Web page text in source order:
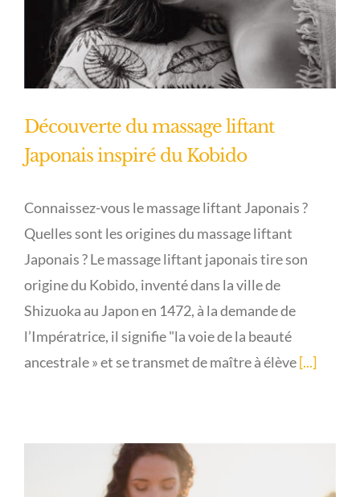
Découverte du massage liftant
Japonais inspiré du Kobido
Connaissez-vous le massage liftant Japonais ?
Quelles sont les origines du massage liftant
Japonais ? Le massage liftant japonais tire son
origine du Kobido, inventé dans la ville de
Shizuoka au Japon en 1472, à la demande de
l’Impératrice, il signifie "la voie de la beauté
ancestrale » et se transmet de maître à élève[...]